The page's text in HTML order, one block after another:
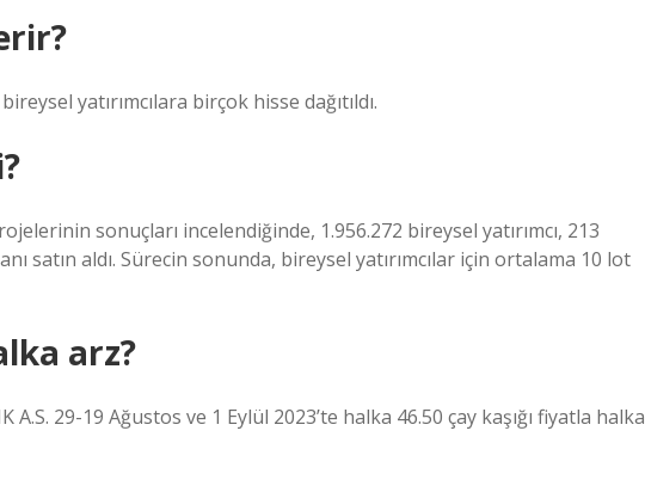
yatırımcılara birçok hisse dağıtıldı.
sonuçları incelendiğinde, 1.956.272 bireysel yatırımcı, 213
satın aldı. Sürecin sonunda, bireysel yatırımcılar için ortalama 10 lot
arz?
A.S. 29-19 Ağustos ve 1 Eylül 2023’te halka 46.50 çay kaşığı fiyatla halka